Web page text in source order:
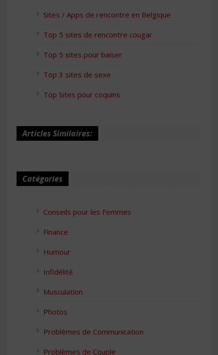
Sites / Apps de rencontre en Belgique
Top 5 sites de rencontre cougar
Top 5 sites pour baiser
Top 3 sites de sexe
Top Sites pour coquins
Articles Similaires:
Catégories
Conseils pour les Femmes
Finance
Humour
Infidélité
Musculation
Photos
Problèmes de Communication
Problèmes de Couple